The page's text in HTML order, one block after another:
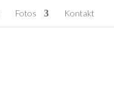
Fotos Kontakt